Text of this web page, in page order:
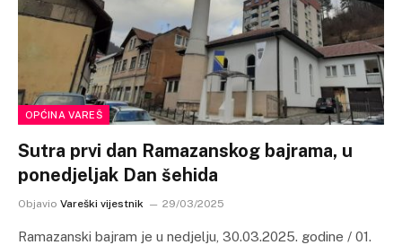
OPĆINA VAREŠ
Sutra prvi dan Ramazanskog bajrama, u
ponedjeljak Dan šehida
Objavio Vareški vijestnik 29/03/2025
Ramazanski bajram je u nedjelju, 30.03.2025. godine / 01.